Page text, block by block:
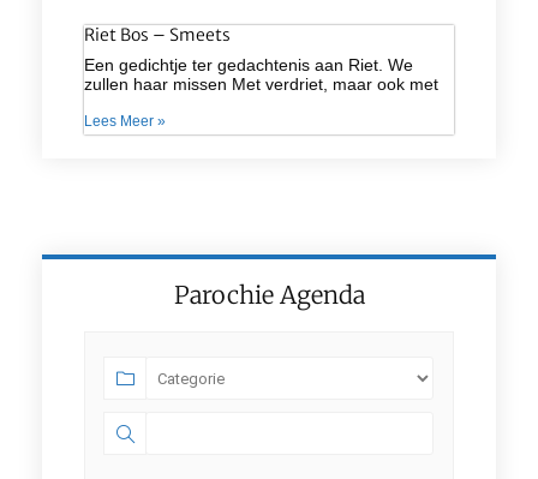
Riet Bos – Smeets
Een gedichtje ter gedachtenis aan Riet. We
zullen haar missen Met verdriet, maar ook met
Lees Meer »
Parochie Agenda